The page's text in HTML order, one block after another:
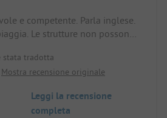
e competente. Parla inglese.
Le strutture non possono
sono puliti. Bella piscina
affittare anche piccoli
stata tradotta
Mostra recensione originale
Leggi la recensione
completa